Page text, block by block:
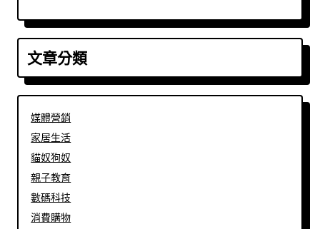
文章分類
媒體營銷
家居生活
貓奴狗奴
親子教育
數碼科技
消費購物